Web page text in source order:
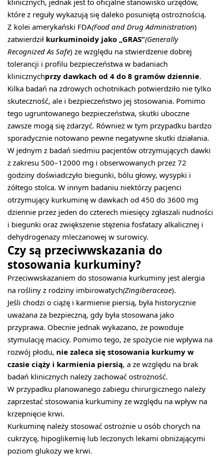
klinicznych, jednak jest to oficjalne stanowisko urzędów,
które z reguły wykazują się daleko posuniętą ostrożnością.
Z kolei amerykański FDA(Food and Drug Administration)
zatwierdził kurkuminoidy jako „GRAS”(Generally
Recognized As Safe) ze względu na stwierdzenie dobrej
tolerancji i profilu bezpieczeństwa w badaniach
klinicznychprzy dawkach od 4 do 8 gramów dziennie.
Kilka badań na zdrowych ochotnikach potwierdziło nie tylko
skuteczność, ale i bezpieczeństwo jej stosowania. Pomimo
tego ugruntowanego bezpieczeństwa, skutki uboczne
zawsze mogą się zdarzyć. Również w tym przypadku bardzo
sporadycznie notowano pewne negatywne skutki działania.
W jednym z badań siedmiu pacjentów otrzymujących dawki
z zakresu 500–12000 mg i obserwowanych przez 72
godziny doświadczyło biegunki, bólu głowy, wysypki i
żółtego stolca. W innym badaniu niektórzy pacjenci
otrzymujący kurkuminę w dawkach od 450 do 3600 mg
dziennie przez jeden do czterech miesięcy zgłaszali nudności
i biegunki oraz zwiększenie stężenia fosfatazy alkalicznej i
dehydrogenazy mleczanowej w surowicy.
Czy są przeciwwskazania do
stosowania kurkuminy?
Przeciwwskazaniem do stosowania kurkuminy jest alergia
na rośliny z rodziny imbirowatych(Zingiberaceae).
Jeśli chodzi o ciążę i karmienie piersią, była historycznie
uważana za bezpieczną, gdy była stosowana jako
przyprawa. Obecnie jednak wykazano, że powoduje
stymulację macicy. Pomimo tego, że spożycie nie wpływa na
rozwój płodu, nie zaleca się stosowania kurkumy w
czasie ciąży i karmienia piersią, a ze względu na brak
badań klinicznych należy zachować ostrożność.
W przypadku planowanego zabiegu chirurgicznego należy
zaprzestać stosowania kurkuminy ze względu na wpływ na
krzepnięcie krwi.
Kurkuminę należy stosować ostrożnie u osób chorych na
cukrzycę, hipoglikemię lub leczonych lekami obniżającymi
poziom glukozy we krwi.